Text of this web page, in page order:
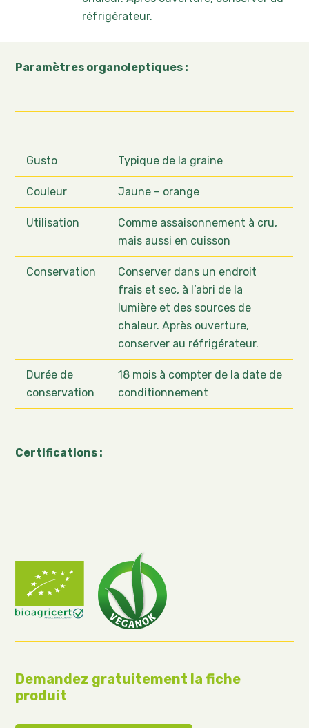
réfrigérateur.
Paramètres organoleptiques :
Gusto Typique de la graine
Couleur Jaune – orange
Utilisation
Comme assaisonnement à cru,
mais aussi en cuisson
Conservation
Conserver dans un endroit
frais et sec, à l’abri de la
lumière et des sources de
chaleur. Après ouverture,
conserver au réfrigérateur.
Durée de
conservation
18 mois à compter de la date de
conditionnement
Certifications :
Demandez gratuitement la fiche
produit